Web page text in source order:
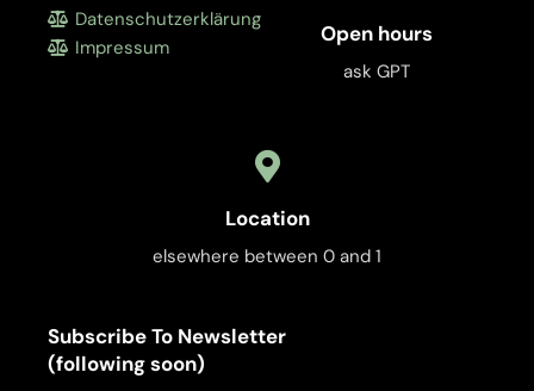
Datenschutzerklärung
Impressum
Open hours
ask GPT
Location
elsewhere between 0 and 1
Subscribe To Newsletter
(following soon)